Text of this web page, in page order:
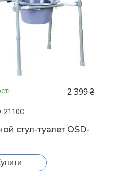
2 399 ₴
2110C
стул-туалет OSD-